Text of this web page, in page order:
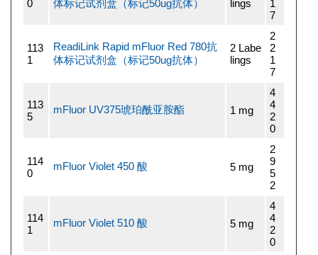
0
体标记试剂盒（标记50ug抗体）
lings
1
7
113
1
ReadiLink Rapid mFluor Red 780抗
体标记试剂盒（标记50ug抗体）
2 Labe
lings
2
2
1
7
113
5
mFluor UV375琥珀酰亚胺酯 1 mg
4
4
2
0
114
0
mFluor Violet 450 酸 5 mg
2
9
5
2
114
1
mFluor Violet 510 酸 5 mg
4
4
2
0